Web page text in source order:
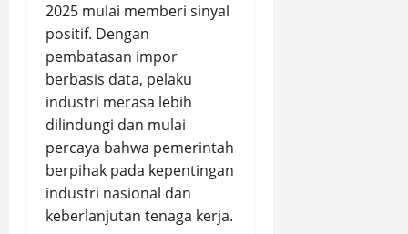
2025 mulai memberi sinyal
positif. Dengan
pembatasan impor
berbasis data, pelaku
industri merasa lebih
dilindungi dan mulai
percaya bahwa pemerintah
berpihak pada kepentingan
industri nasional dan
keberlanjutan tenaga kerja.